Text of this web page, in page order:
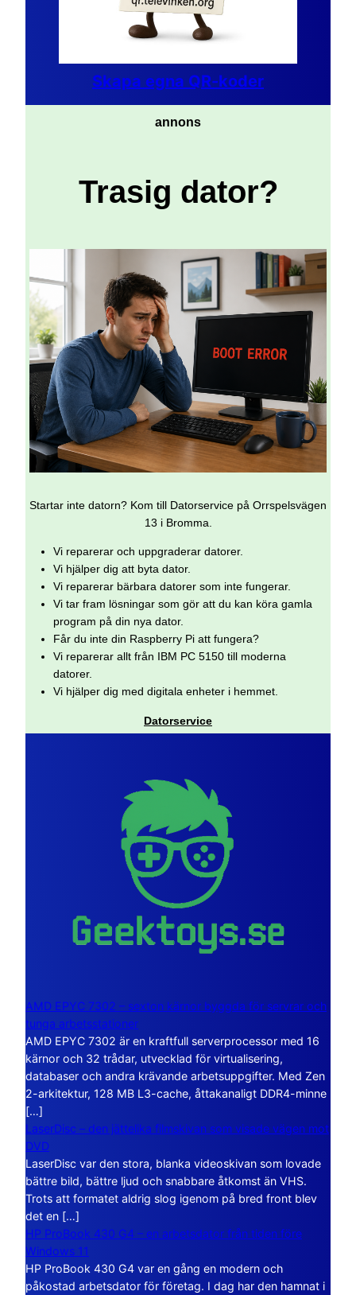
Skapa egna QR-koder
annons
Trasig dator?
Startar inte datorn? Kom till Datorservice på Orrspelsvägen
13 i Bromma.
Vi reparerar och uppgraderar datorer.
Vi hjälper dig att byta dator.
Vi reparerar bärbara datorer som inte fungerar.
Vi tar fram lösningar som gör att du kan köra gamla
program på din nya dator.
Får du inte din Raspberry Pi att fungera?
Vi reparerar allt från IBM PC 5150 till moderna
datorer.
Vi hjälper dig med digitala enheter i hemmet.
Datorservice
AMD EPYC 7302 – sexton kärnor byggda för servrar och
tunga arbetsstationer
AMD EPYC 7302 är en kraftfull serverprocessor med 16
kärnor och 32 trådar, utvecklad för virtualisering,
databaser och andra krävande arbetsuppgifter. Med Zen
2-arkitektur, 128 MB L3-cache, åttakanaligt DDR4-minne
[…]
LaserDisc – den jättelika filmskivan som visade vägen mot
DVD
LaserDisc var den stora, blanka videoskivan som lovade
bättre bild, bättre ljud och snabbare åtkomst än VHS.
Trots att formatet aldrig slog igenom på bred front blev
det en […]
HP ProBook 430 G4 – en arbetsdator från tiden före
Windows 11
HP ProBook 430 G4 var en gång en modern och
påkostad arbetsdator för företag. I dag har den hamnat i